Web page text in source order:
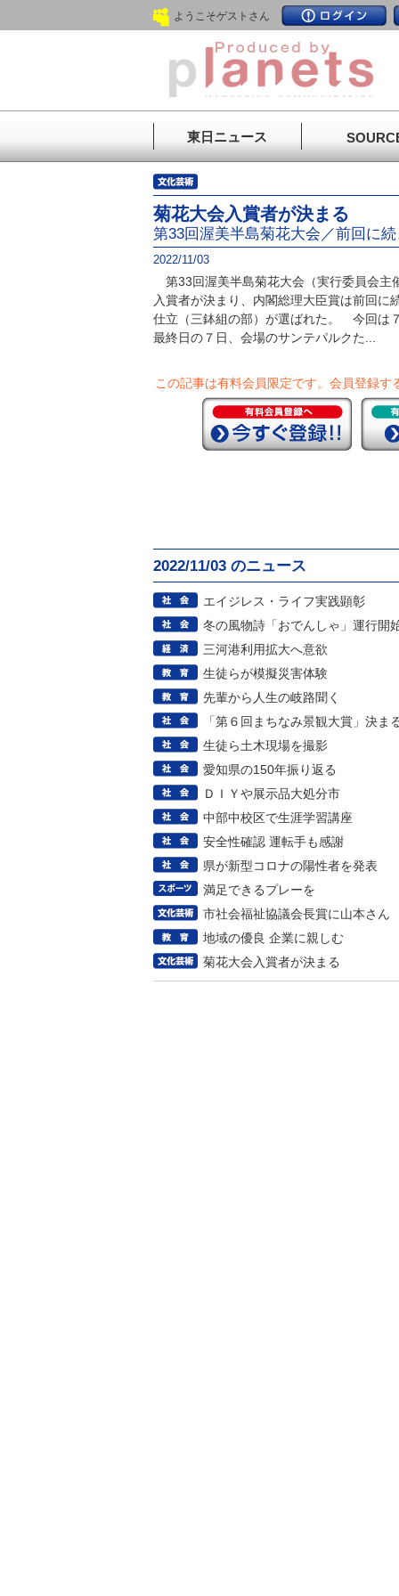
ようこそゲストさん
東日ニュース
菊花大会入賞者が決まる
第33回渥美半島菊花大会／前回に
2022/11/03
第33回渥美半島菊花大会（実行委員会主
入賞者が決まり、内閣総理大臣賞は前回に
仕立（三鉢組の部）が選ばれた。 今回は
最終日の７日、会場のサンテパルクた...
この記事は有料会員限定です。 会員登録す
2022/11/03 のニュース
エイジレス・ライフ実践顕彰
冬の風物詩「おでんしゃ」運行開
三河港利用拡大へ意欲
生徒らが模擬災害体験
先輩から人生の岐路聞く
「第６回まちなみ景観大賞」決ま
生徒ら土木現場を撮影
愛知県の150年振り返る
ＤＩＹや展示品大処分市
中部中校区で生涯学習講座
安全性確認 運転手も感謝
県が新型コロナの陽性者を発表
満足できるプレーを
市社会福祉協議会長賞に山本さん
地域の優良 企業に親しむ
菊花大会入賞者が決まる